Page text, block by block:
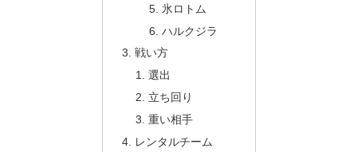
氷ロトム
ハルクジラ
戦い方
選出
立ち回り
重い相手
レンタルチーム